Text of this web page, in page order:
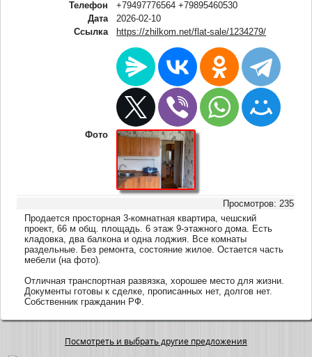
Телефон
+79497776564 +79895460530
Дата
2026-02-10
Ссылка
https://zhilkom.net/flat-sale/1234279/
Фото
Просмотров: 235
Продается просторная 3-комнатная квартира, чешский
проект, 66 м общ. площадь. 6 этаж 9-этажного дома. Есть
кладовка, два балкона и одна лоджия. Все комнаты
раздельные. Без ремонта, состояние жилое. Остается часть
мебели (на фото).
Отличная транспортная развязка, хорошее место для жизни.
Документы готовы к сделке, прописанных нет, долгов нет.
Собственник гражданин РФ.
Посмотреть и выбрать другие предложения